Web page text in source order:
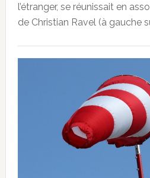
l’étranger, se réunissait en
de Christian Ravel (à gauche